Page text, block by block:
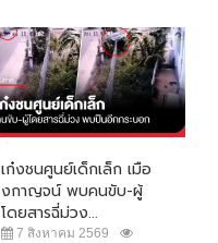
เก๋งชนศูนย์เด็กเล็ก เมือ
งกาญจน์ พบคนขับ-ผู้
โดยสารฉี่ม่วง...
7 สิงหาคม 2569